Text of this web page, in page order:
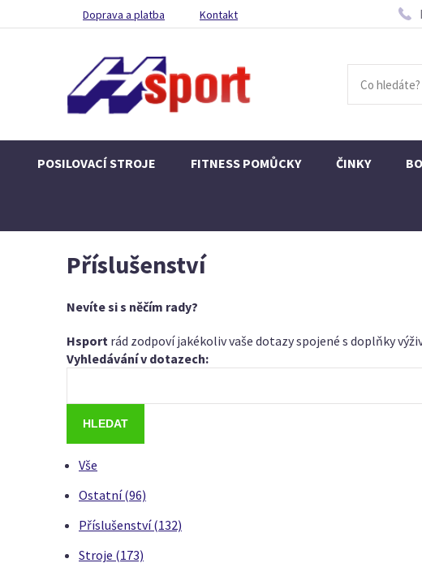
Doprava a platba Kontakt
POSILOVACÍ STROJE FITNESS POMŮCKY ČINKY
Příslušenství
Nevíte si s něčím rady?
Hsport rád zodpoví jakékoliv vaše dotazy spojené s doplňky
Vyhledávání v dotazech:
Vše
Ostatní (96)
Příslušenství (132)
Stroje (173)